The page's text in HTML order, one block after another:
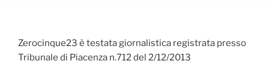
Zerocinque23 è testata giornalistica registrata presso
Tribunale di Piacenza n.712 del 2/12/2013